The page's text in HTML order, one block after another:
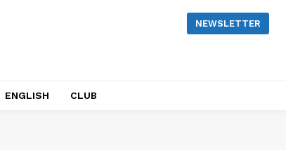
NEWSLETTER
ENGLISH CLUB